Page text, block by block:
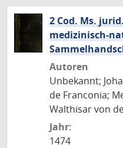
2 Cod. Ms.
medizinisch-
Autoren
Unbekannt;
de Franconia;
Walthisar von
Jahr:
1474